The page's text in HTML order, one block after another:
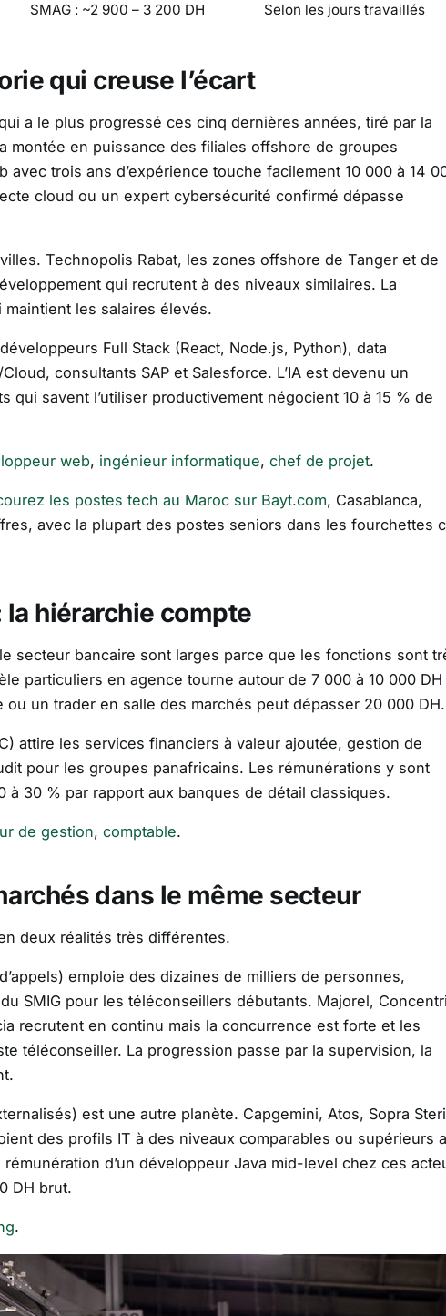
SMAG : ~2 900 – 3 200 DH Selon les jours travaillés
qui creuse l’écart
a le plus progressé ces cinq dernières années, tiré par la
montée en puissance des filiales offshore de groupes
trois ans d’expérience touche facilement 10 000 à 14
cloud ou un expert cybersécurité confirmé dépasse
Technopolis Rabat, les zones offshore de Tanger et de
qui recrutent à des niveaux similaires. La
les salaires élevés.
Full Stack (React, Node.js, Python), data
consultants SAP et Salesforce. L’IA est devenu un
qui savent l’utiliser productivement négocient 10 à 15 % de
web, ingénieur informatique, chef de projet.
les postes tech au Maroc sur Bayt.com, Casablanca,
avec la plupart des postes seniors dans les fourchettes
hiérarchie compte
secteur bancaire sont larges parce que les fonctions sont
particuliers en agence tourne autour de 7 000 à 10 000 DH
un trader en salle des marchés peut dépasser 20 000 DH.
attire les services financiers à valeur ajoutée, gestion de
pour les groupes panafricains. Les rémunérations y sont
à 30 % par rapport aux banques de détail classiques.
de gestion, comptable.
dans le même secteur
deux réalités très différentes.
emploie des dizaines de milliers de personnes,
SMIG pour les téléconseillers débutants. Majorel,
recrutent en continu mais la concurrence est forte et les
téléconseiller. La progression passe par la supervision, la
est une autre planète. Capgemini, Atos, Sopra
des profils IT à des niveaux comparables ou supérieurs
d’un développeur Java mid-level chez ces
DH brut.
.